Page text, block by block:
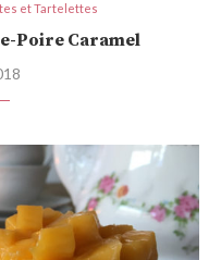
et Tartelettes
Poire Caramel